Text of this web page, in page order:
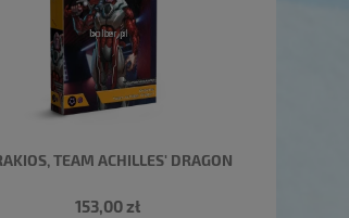
TEAM ACHILLES' DRAGON
153,00 zł